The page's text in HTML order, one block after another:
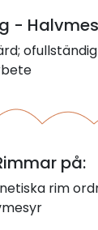
-
på:
rim